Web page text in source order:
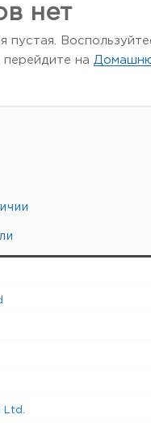
Ltd.
нет
пустая.
перейдите на